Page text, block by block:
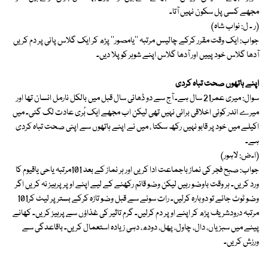
مجھے کسی پل سکون نہیں آتا۔
(ر ۔ ل: نواب شاہ)
جواب: ایک وقت مقرر کرکے چالیس مرتبہ ''یامصور'' پڑھ کر ایک گلاس پانی پر دم کریں
آدھا گلاس خود پییں اور آدھا گلاس اپنے شوہر کو پلا دیں۔
اپنے ہاتھوں صحت تباہ کردی
سوال: میری عمر21 سال ہے۔ آج سے دو ڈھائی سال قبل میں بالکل نارمل انسان تھا اور
میرے اندر کوئی اخلاقی برائی نہیں تھی لیکن اب مجھے ایک بُری عادت لگ گئی۔ میں
اکیلے میں خود پر قابو نہیں رکھ سکتا ، میں نے اپنے ہاتھوں سے اپنی صحت تباہ کردی
ہے۔
(ا۔ض: لاہور)
جواب: صبح فجر کی نماز باجماعت ادا کریں اور ہر نماز کے بعد 101مرتبہ یاحی یاقیوم کا
ورد کریں۔ ہر وقت باوضو رہیں لیکن وضو قائم رکھنے کے لیے اپنے اوپر پرہیز نہ کریں اگر
وضو ٹوٹ جائے تو دوبارہ کرلیں۔ رات سونے سے قبل وضو تازہ کرکے بستر پر لیٹ کر101
مرتبہ درودشریف پڑھ کر اپنے اوپر دم کرلیں۔ گرم تاثیر کی غذاؤں سے پرہیز کریں۔ کھانے
پینے میں سبزیاں، دال، چاول، پھل، دودھ، دہی زیادہ استعمال کریں۔ باقاعدگی سے
ورزش کریں۔